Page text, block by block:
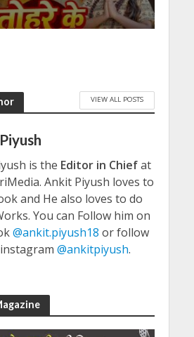
VIEW ALL POSTS
is the Editor in Chiefat
Ankit Piyush loves to
and He also loves to do
You can Follow him on
@ankit.piyush18 or follow
@ankitpiyush.